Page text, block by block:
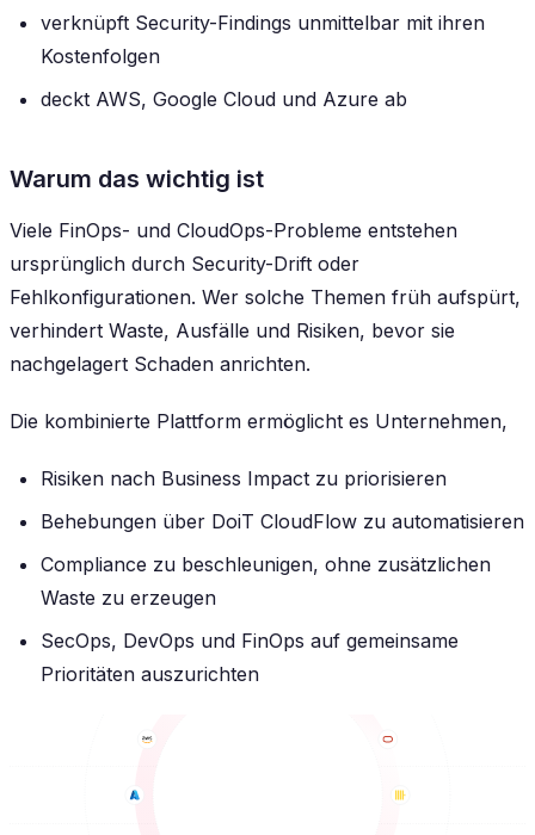
verknüpft Security-Findings unmittelbar mit ihren
Kostenfolgen
deckt AWS, Google Cloud und Azure ab
Warum das wichtig ist
Viele FinOps- und CloudOps-Probleme entstehen
ursprünglich durch Security-Drift oder
Fehlkonfigurationen. Wer solche Themen früh aufspürt,
verhindert Waste, Ausfälle und Risiken, bevor sie
nachgelagert Schaden anrichten.
Die kombinierte Plattform ermöglicht es Unternehmen,
Risiken nach Business Impact zu priorisieren
Behebungen über DoiT CloudFlow zu automatisieren
Compliance zu beschleunigen, ohne zusätzlichen
Waste zu erzeugen
SecOps, DevOps und FinOps auf gemeinsame
Prioritäten auszurichten